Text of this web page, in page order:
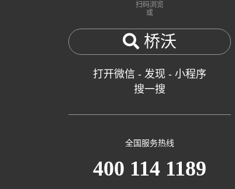
扫码浏览
或
桥沃
打开微信 - 发现 - 小程序
搜一搜
全国服务热线
400 114 1189